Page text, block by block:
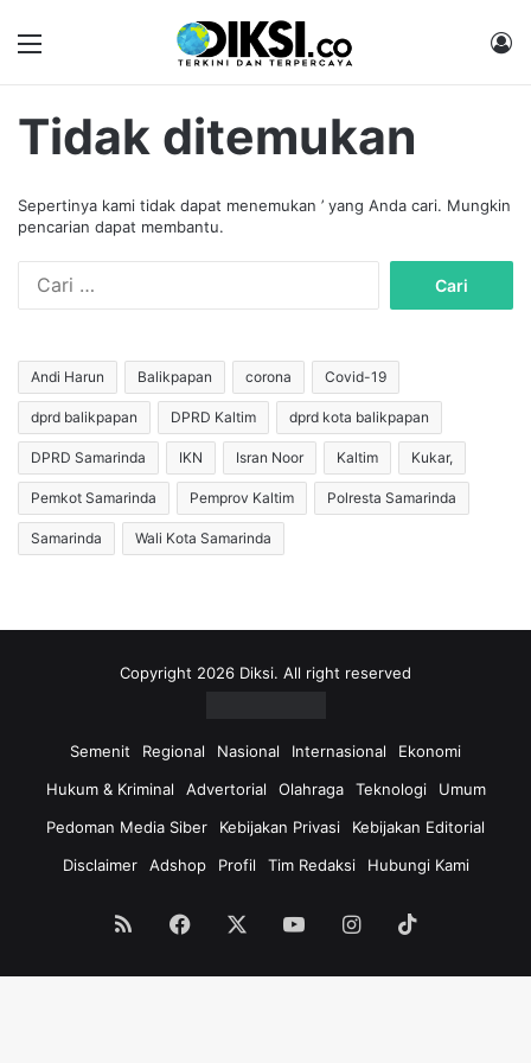
Tidak ditemukan
Sepertinya kami tidak dapat menemukan ’ yang Anda cari. Mungkin
pencarian dapat membantu.
u
n
t
u
k
:
Andi Harun Balikpapan corona Covid-19
dprd balikpapan DPRD Kaltim dprd kota balikpapan
DPRD Samarinda IKN Isran Noor Kaltim Kukar,
Pemkot Samarinda Pemprov Kaltim Polresta Samarinda
Samarinda Wali Kota Samarinda
Copyright 2026 Diksi. All right reserved
Semenit Regional Nasional Internasional
Ekonomi
Hukum & Kriminal
Advertorial Olahraga Teknologi
Umum
Pedoman Media Siber
Kebijakan Privasi
Kebijakan Editorial
Disclaimer
Adshop Profil Tim Redaksi Hubungi Kami
RSS Facebook YouTubeInstagram